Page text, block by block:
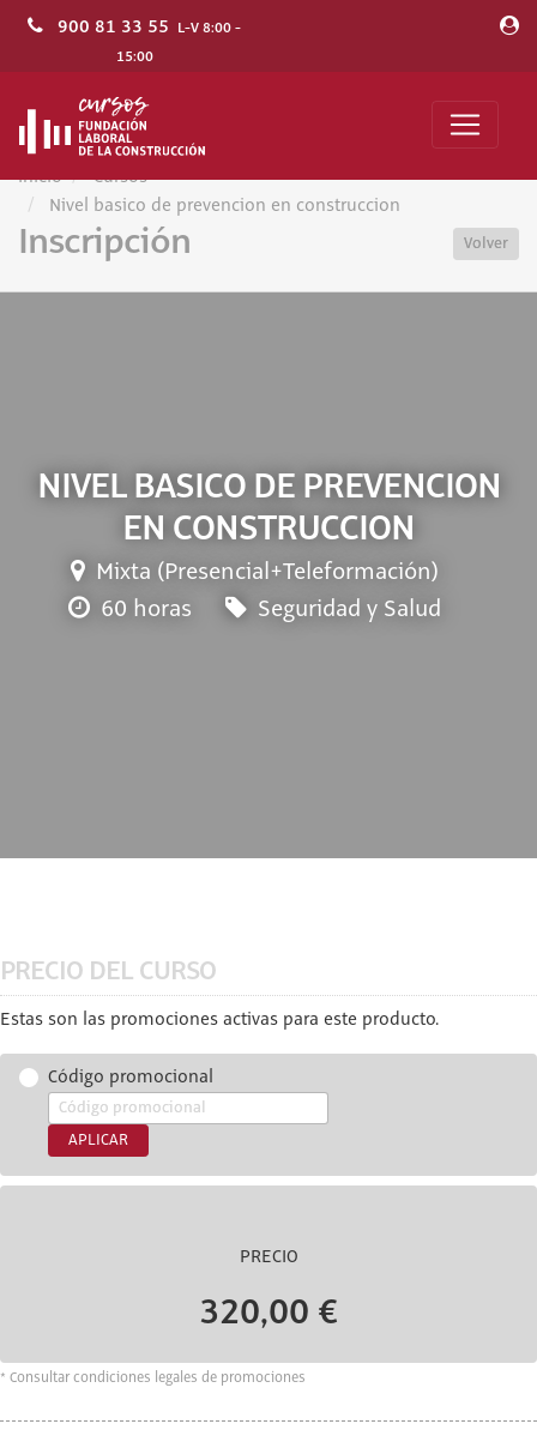
900 81 33 55 L-V 8:00 -
15:00
Inicio
Cursos
Nivel basico de prevencion en construccion
Inscripción Volver
NIVEL BASICO DE PREVENCION
EN CONSTRUCCION
Mixta (Presencial+Teleformación)
60 horas
Seguridad y Salud
PRECIO DEL CURSO
Estas son las promociones activas para este producto.
Código promocional
APLICAR
PRECIO
320,00 €
* Consultar condiciones legales de promociones